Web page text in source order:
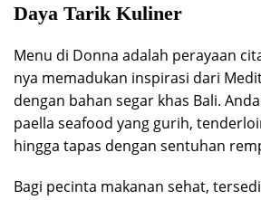
Daya Tarik Kuliner
Menu di Donna adalah perayaan
nya memadukan inspirasi dari
dengan bahan segar khas Bali.
paella seafood yang gurih,
hingga tapas dengan sentuhan
Bagi pecinta makanan sehat,